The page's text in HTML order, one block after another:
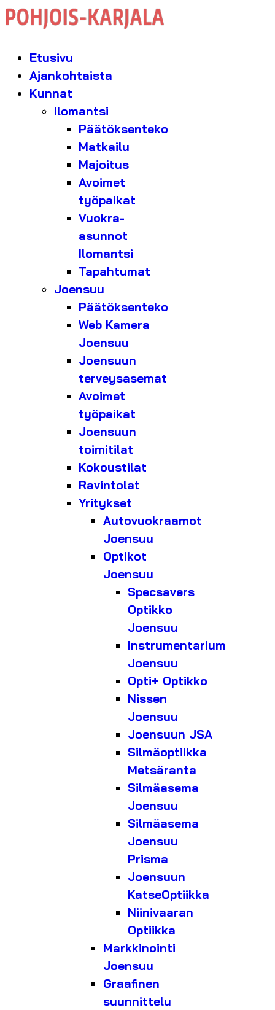
Etusivu
Ajankohtaista
Kunnat
Ilomantsi
Päätöksenteko
Matkailu
Majoitus
Avoimet
työpaikat
Vuokra-
asunnot
Ilomantsi
Tapahtumat
Joensuu
Päätöksenteko
Web Kamera
Joensuu
Joensuun
terveysasemat
Avoimet
työpaikat
Joensuun
toimitilat
Kokoustilat
Ravintolat
Yritykset
Autovuokraamot
Joensuu
Optikot
Joensuu
Specsavers
Optikko
Joensuu
Instrumentarium
Joensuu
Opti+ Optikko
Nissen
Joensuu
Joensuun JSA
Silmäoptiikka
Metsäranta
Silmäasema
Joensuu
Silmäasema
Joensuu
Prisma
Joensuun
KatseOptiikka
Niinivaaran
Optiikka
Markkinointi
Joensuu
Graafinen
suunnittelu